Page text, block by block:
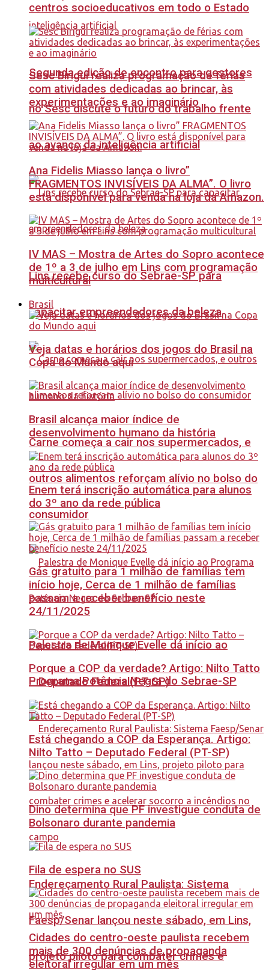
Segunda edição de encontro para gestores
no Sesc discute o futuro do trabalho frente
ao avanço da inteligência artificial
Lins recebe curso do Sebrae-SP para
capacitar empreendedores da beleza
Carne começa a cair nos supermercados, e
outros alimentos reforçam alívio no bolso do
consumidor
Palestra de Monique Evelle dá início ao
Programa Potência Negra do Sebrae-SP
Endereçamento Rural Paulista: Sistema
Faesp/Senar lançou neste sábado, em Lins,
projeto piloto para combater crimes e
centros socioeducativos em todo o Estado
Sesc Birigui realiza programação de férias
com atividades dedicadas ao brincar, às
experimentações e ao imaginário
Ana Fidelis Miasso lança o livro”
FRAGMENTOS INVISÍVEIS DA ALMA”. O livro
está disponível para venda na loja da Amazon.
IV MAS – Mostra de Artes do Sopro acontece
de 1º a 3 de julho em Lins com programação
multicultural
Brasil
Veja datas e horários dos jogos do Brasil na
Copa do Mundo aqui
Brasil alcança maior índice de
desenvolvimento humano da história
Enem terá inscrição automática para alunos
do 3º ano da rede pública
Gás gratuito para 1 milhão de famílias tem
início hoje, Cerca de 1 milhão de famílias
passam a receber benefício neste
24/11/2025
Porque a COP da verdade? Artigo: Nilto Tatto
– Deputado Federal(PT-SP)
Está chegando a COP da Esperança. Artigo:
Nilto Tatto – Deputado Federal (PT-SP)
Dino determina que PF investigue conduta de
Bolsonaro durante pandemia
Fila de espera no SUS
Cidades do centro-oeste paulista recebem
mais de 300 denúncias de propaganda
eleitoral irregular em um mês